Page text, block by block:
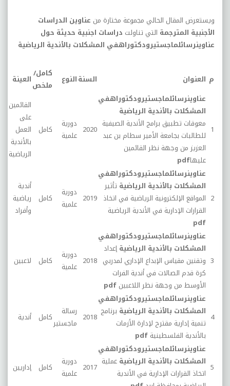
ويستعرض المقال الحالي مجموعة مختارة من عناوين الدراسات
الأجنبية المترجمة التي تناولت دراسات اجنبية حديثة حول
عناوينرسائلماجستيرودكتوراهفي المشكلات بالأندية الرياضية
م العنوان السنةالنوع
كامل/
ملخصالعينة
1
عناوينرسائلماجستيرودكتوراهفي
المشكلات بالأندية الرياضية
معوقات تطبيق برامج الأندية الصيفية
للطالبات بجامعة الأمير سطام بن عبد
العزيز من وجهة نظر القائمين
عليهاpdf
2020 دورية
علمية
كامل
القائمين
على
العمل
بالأندية
الرياضية
2
عناوينرسائلماجستيرودكتوراهفي
المشكلات بالأندية الرياضية تأثير
المواقع الإلكترونية الرياضية في اتخاذ
القرارات الإدارية في الأندية الرياضية
pdf
2019 دورية
علمية
كامل
أندية
رياضية
وأفراد
3
عناوينرسائلماجستيرودكتوراهفي
المشكلات بالأندية الرياضية إعداد
وتقنين مقياس الإبداع الإداري لمدربي
كرة قدم الصالات في أندية الفرات
الأوسط من وجهة نظر اللاعبين pdf
2018 دورية
علمية
كامل لاعبين
4
عناوينرسائلماجستيرودكتوراهفي
المشكلات بالأندية الرياضية برنامج
تنمية إدارية مقترح لإدارة الأزمات
بالأندية الفلسطينية pdf
2018 رسالة
ماجستيركامل أندية
5
عناوينرسائلماجستيرودكتوراهفي
المشكلات بالأندية الرياضية عملية
اتخاذ القرارات الإدارية في الأندية
2017 دورية
علمية
كامل إداريين